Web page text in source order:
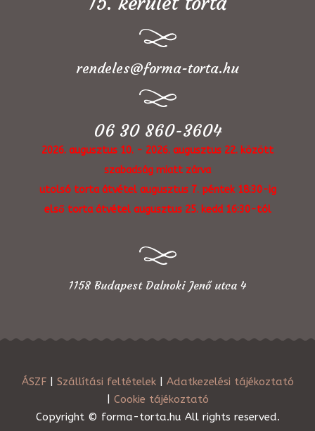
rendeles@forma-torta.hu
06 30 860-3604
2026. augusztus 10. - 2026. augusztus 22. között
szabadság miatt zárva
utolsó torta átvétel augusztus 7. péntek 18:30-ig
első torta átvétel augusztus 25. kedd 16:30-tól
1158 Budapest Dalnoki Jenő utca 4
ÁSZF| Szállítási feltételek| Adatkezelési tájékoztató
Cookie tájékoztató
Copyright © forma-torta.hu All rights reserved.